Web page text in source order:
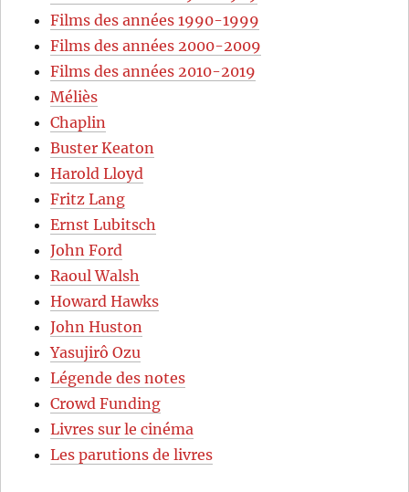
Films des années 1990-1999
Films des années 2000-2009
Films des années 2010-2019
Méliès
Chaplin
Buster Keaton
Harold Lloyd
Fritz Lang
Ernst Lubitsch
John Ford
Raoul Walsh
Howard Hawks
John Huston
Yasujirô Ozu
Légende des notes
Crowd Funding
Livres sur le cinéma
Les parutions de livres